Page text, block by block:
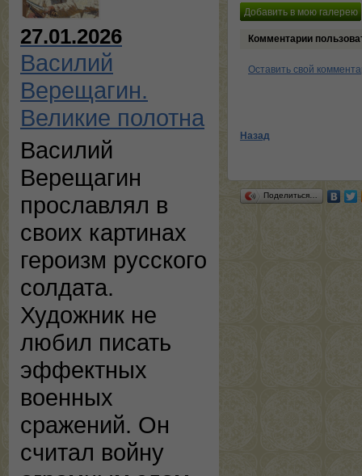
27.01.2026
Василий
Верещагин.
Великие полотна
Василий
Верещагин
прославлял в
своих картинах
героизм русского
солдата.
Художник не
любил писать
эффектных
военных
сражений. Он
считал войну
Комментарии
Оставить свой
Назад
Поделиться…